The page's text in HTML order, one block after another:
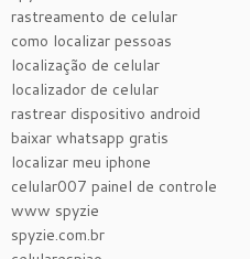
rastreamento de celular
como localizar pessoas
localização de celular
localizador de celular
rastrear dispositivo android
baixar whatsapp gratis
localizar meu iphone
celular007 painel de controle
www spyzie
spyzie.com.br